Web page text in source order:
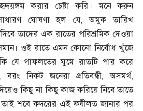
করার চেষ্টা করি। মনে করুন
ঘোষণা হল যে,অমুক তারিখ
দিবে তাদের এক রাতের পরিশ্রমিক দেওয়া
ওই রাতে এমন কোনো নির্বোধ খুঁজে
যে গাফলতের ঘুমে রাতটি পার করে
,বরং নিকট জনেরা প্রতিবন্ধী,অসমর্থ,
কিছু না কিছু কাজ করিয়ে নিবে তাতে
তাই শবে কদরের এই ফযীলত জানার পর